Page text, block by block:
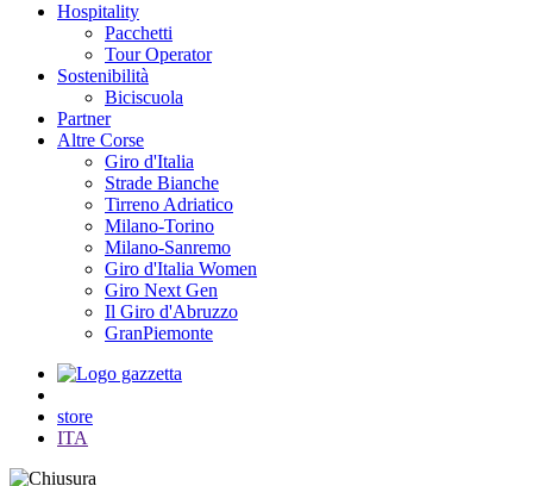
Hospitality
Pacchetti
Tour Operator
Sostenibilità
Biciscuola
Partner
Altre Corse
Giro d'Italia
Strade Bianche
Tirreno Adriatico
Milano-Torino
Milano-Sanremo
Giro d'Italia Women
Giro Next Gen
Il Giro d'Abruzzo
GranPiemonte
store
ITA